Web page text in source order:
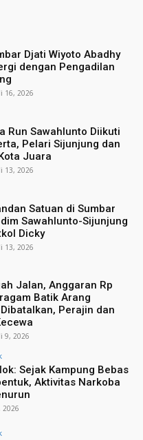
Djati Wiyoto Abadhy
dengan Pengadilan
16, 2026
Run Sawahlunto Diikuti
Pelari Sijunjung dan
Juara
13, 2026
Satuan di Sumbar
Sawahlunto-Sijunjung
Dicky
13, 2026
Jalan, Anggaran Rp
Batik Arang
Perajin dan
9, 2026
Sejak Kampung Bebas
Aktivitas Narkoba
2026